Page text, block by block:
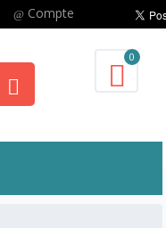
Compte
0